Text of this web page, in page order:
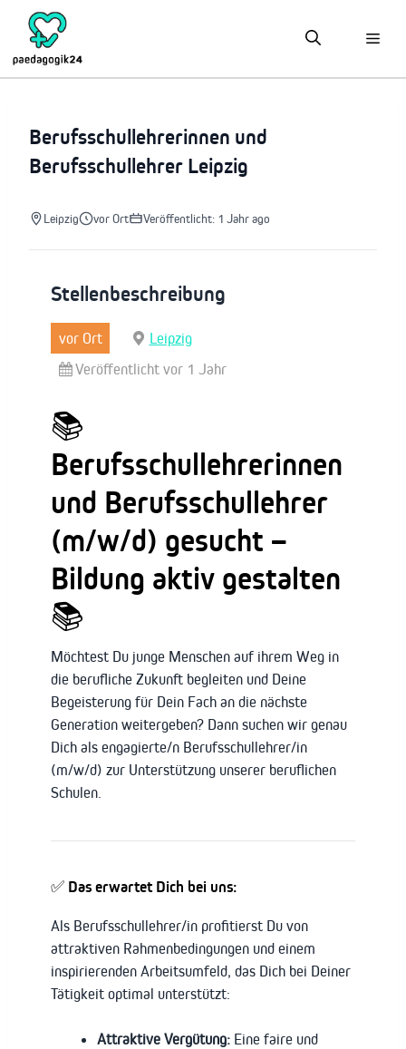
Inhalt
springen
Berufsschullehrerinnen und
Berufsschullehrer Leipzig
Leipzig vor Ort Veröffentlicht: 1 Jahr ago
Stellenbeschreibung
vor Ort
Leipzig
Veröffentlicht vor 1 Jahr
📚
Berufsschullehrerinnen
und Berufsschullehrer
(m/w/d) gesucht –
Bildung aktiv gestalten
📚
Möchtest Du junge Menschen auf ihrem Weg in
die berufliche Zukunft begleiten und Deine
Begeisterung für Dein Fach an die nächste
Generation weitergeben? Dann suchen wir genau
Dich als engagierte/n Berufsschullehrer/in
(m/w/d) zur Unterstützung unserer beruflichen
Schulen.
✅ Das erwartet Dich bei uns:
Als Berufsschullehrer/in profitierst Du von
attraktiven Rahmenbedingungen und einem
inspirierenden Arbeitsumfeld, das Dich bei Deiner
Tätigkeit optimal unterstützt:
Attraktive Vergütung: Eine faire und